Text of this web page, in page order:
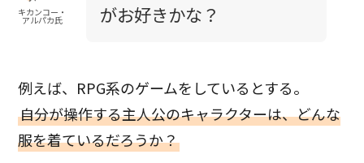
キカンコー・
アルパカ氏
がお好きかな？
例えば、RPG系のゲームをしているとする。
自分が操作する主人公のキャラクターは、どんな
服を着ているだろうか？